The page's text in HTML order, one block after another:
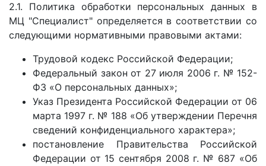
2.1. Политика обработки персональных данных в
МЦ "Специалист" определяется в соответствии со
следующими нормативными правовыми актами:
Трудовой кодекс Российской Федерации;
Федеральный закон от 27 июля 2006 г. № 152-
ФЗ «О персональных данных»;
Указ Президента Российской Федерации от 06
марта 1997 г. № 188 «Об утверждении Перечня
сведений конфиденциального характера»;
постановление Правительства Российской
Федерации от 15 сентября 2008 г. № 687 «Об